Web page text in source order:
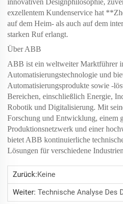
innovativen Designphilosophie,
exzellentem Kundenservice hat
auf dem Heim- als auch auf dem
starken Ruf erlangt.
Über ABB
ABB ist ein weltweiter Marktführer
Automatisierungstechnologie und
Automatisierungsprodukte sowie -
Bereichen, einschließlich Energie,
Robotik und Digitalisierung. Mit
Forschung und Entwicklung, einem
Produktionsnetzwerk und einer
bietet ABB kontinuierliche
Lösungen für verschiedene
Zurück:Keine
Weiter: Technische Analyse Des Designs Und Der